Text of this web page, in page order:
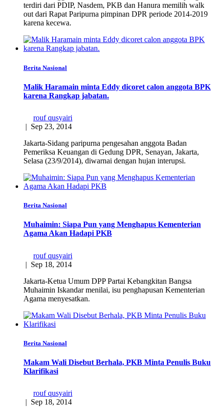
terdiri dari PDIP, Nasdem, PKB dan Hanura memilih walk
out dari Rapat Paripurna pimpinan DPR periode 2014-2019
karena kecewa.
Berita Nasional
Malik Haramain minta Eddy dicoret calon anggota BPK
karena Rangkap jabatan.
rouf qusyairi
| Sep 23, 2014
Jakarta-Sidang paripurna pengesahan anggota Badan
Pemeriksa Keuangan di Gedung DPR, Senayan, Jakarta,
Selasa (23/9/2014), diwarnai dengan hujan interupsi.
Berita Nasional
Muhaimin: Siapa Pun yang Menghapus Kementerian
Agama Akan Hadapi PKB
rouf qusyairi
| Sep 18, 2014
Jakarta-Ketua Umum DPP Partai Kebangkitan Bangsa
Muhaimin Iskandar menilai, isu penghapusan Kementerian
Agama menyesatkan.
Berita Nasional
Makam Wali Disebut Berhala, PKB Minta Penulis Buku
Klarifikasi
rouf qusyairi
| Sep 18, 2014